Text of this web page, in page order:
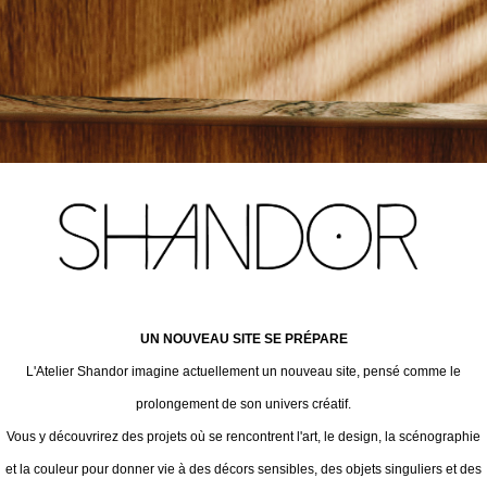
UN NOUVEAU SITE SE PRÉPARE
L'Atelier Shandor imagine actuellement un nouveau site, pensé comme le
prolongement de son univers créatif.
Vous y découvrirez des projets où se rencontrent l'art, le design, la scénographie
et la couleur pour donner vie à des décors sensibles, des objets singuliers et des